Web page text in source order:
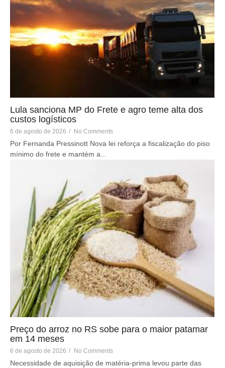
Lula sanciona MP do Frete e agro teme alta dos
custos logísticos
6 de agosto de 2026 / No Comments
Por Fernanda Pressinott Nova lei reforça a fiscalização do piso
mínimo do frete e mantém a...
Preço do arroz no RS sobe para o maior patamar
em 14 meses
6 de agosto de 2026 / No Comments
Necessidade de aquisição de matéria-prima levou parte das